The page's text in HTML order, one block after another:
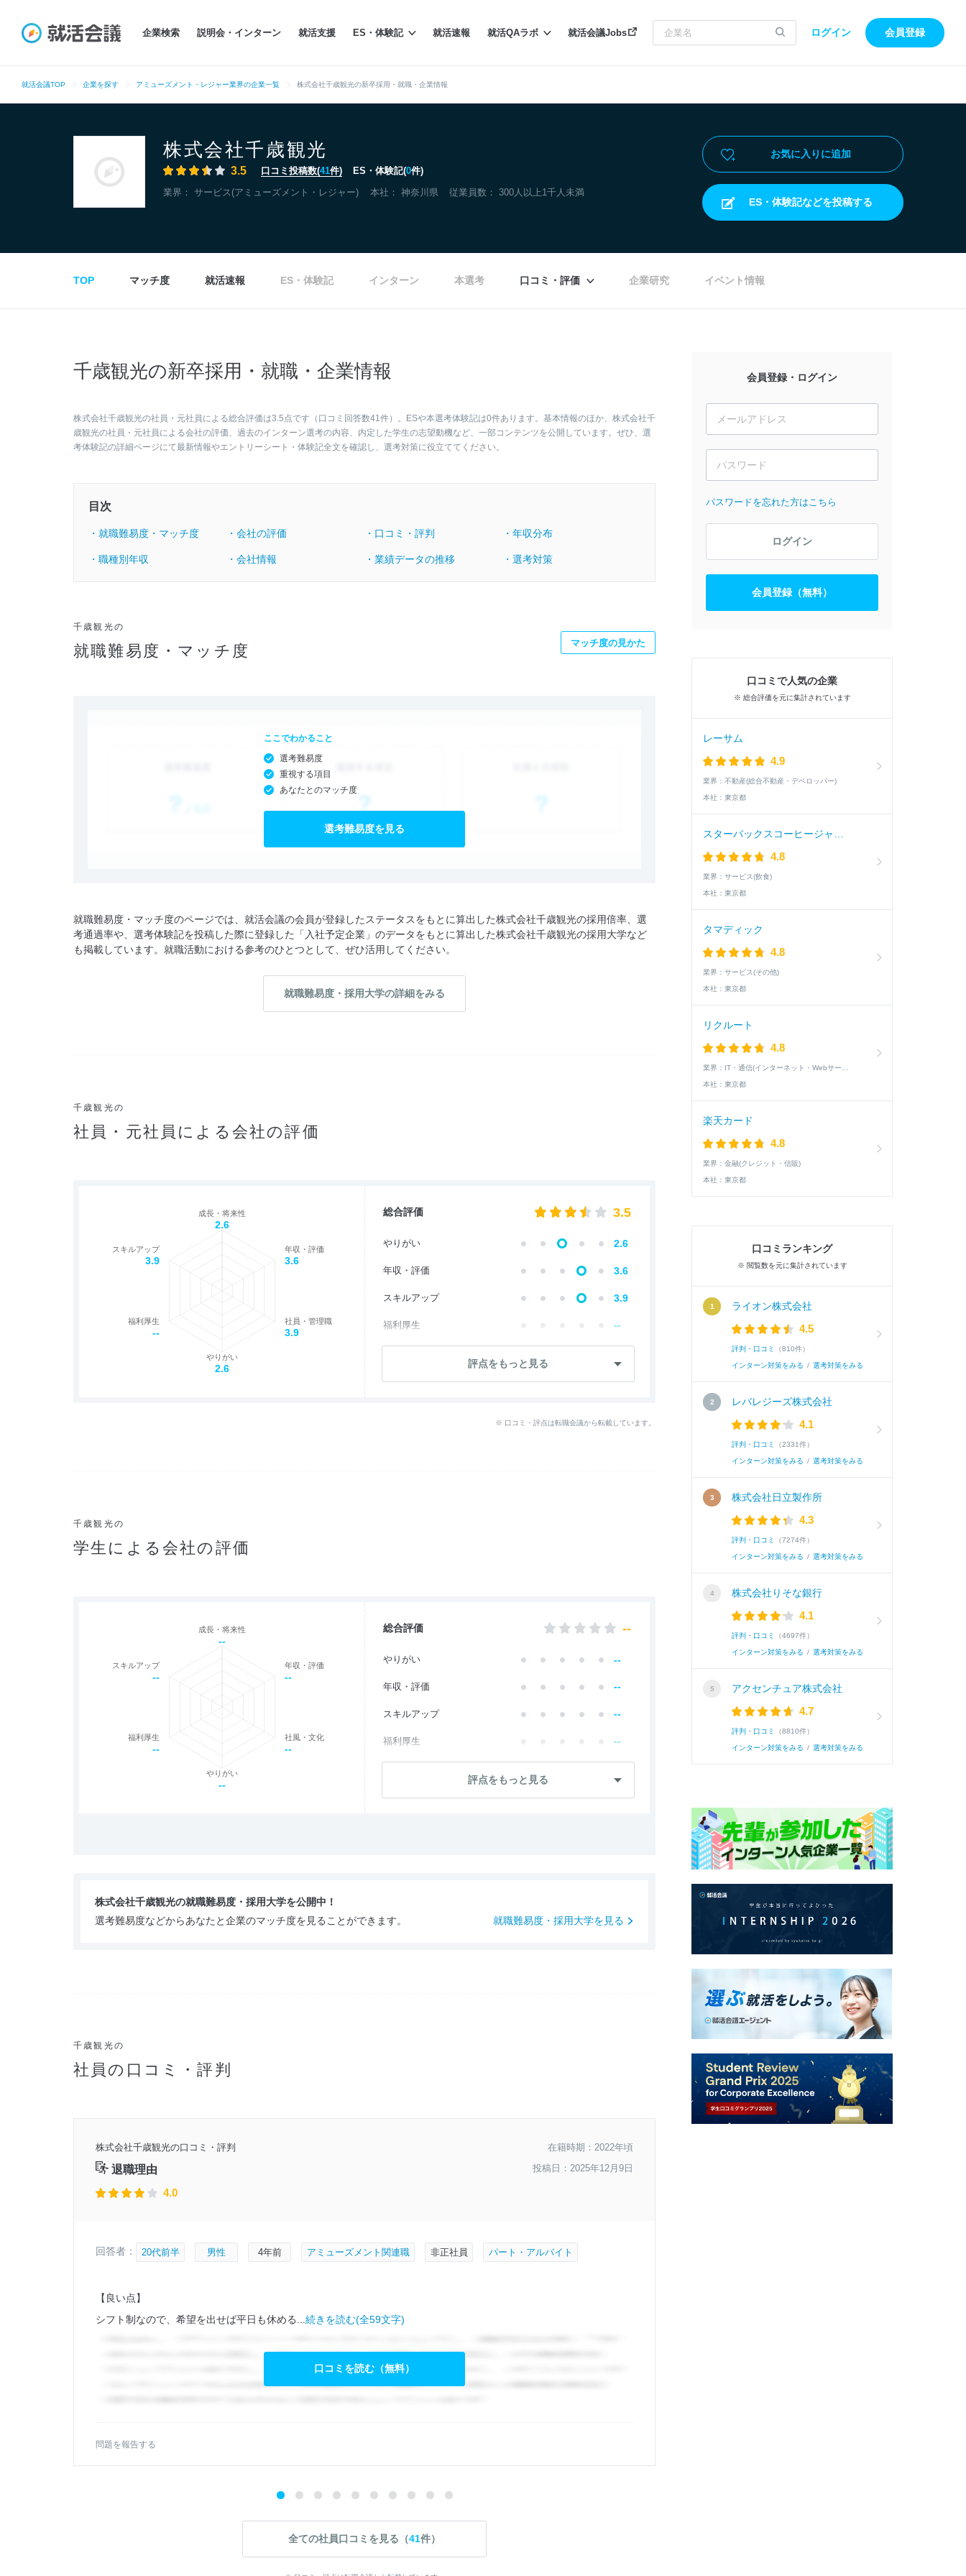
企業検索 説明会・インターン 就活支援 ES・体験記 就活速報 就活QAラボ 就活会議Jobs ログイン 会員登録
就活会議TOP 企業を探す アミューズメント・レジャー業界の企業一覧 株式会社千歳観光の新卒採用・就職・企業情報
株式会社千歳観光
3.5 口コミ投稿数(41件) ES・体験記(0件)
業界： サービス(アミューズメント・レジャー) 本社： 神奈川県 従業員数： 300人以上1千人未満
お気に入りに追加
ES・体験記などを投稿する
TOP マッチ度 就活速報 ES・体験記 インターン 本選考 口コミ・評価 企業研究 イベント情報
千歳観光の新卒採用・就職・企業情報
株式会社千歳観光の社員・元社員による総合評価は3.5点です（口コミ回答数41件）。ESや本選考体験記は0件あります。基本情報のほか、株式会社千
歳観光の社員・元社員による会社の評価、過去のインターン選考の内容、内定した学生の志望動機など、一部コンテンツを公開しています。ぜひ、選
考体験記の詳細ページにて最新情報やエントリーシート・体験記全文を確認し、選考対策に役立ててください。
目次
・就職難易度・マッチ度 ・会社の評価 ・口コミ・評判 ・年収分布
・職種別年収 ・会社情報 ・業績データの推移 ・選考対策
千歳観光の
就職難易度・マッチ度 マッチ度の見かた
ここでわかること
選考難易度
重視する項目
あなたとのマッチ度
選考難易度を見る
就職難易度・マッチ度のページでは、就活会議の会員が登録したステータスをもとに算出した株式会社千歳観光の採用倍率、選
考通過率や、選考体験記を投稿した際に登録した「入社予定企業」のデータをもとに算出した株式会社千歳観光の採用大学など
も掲載しています。就職活動における参考のひとつとして、ぜひ活用してください。
就職難易度・採用大学の詳細をみる
千歳観光の
社員・元社員による会社の評価
評点をもっと見る
成長・将来性
2.6
年収・評価
3.6
社員・管理職
3.9
やりがい
2.6
福利厚生
--
スキルアップ
3.9
総合評価 3.5
やりがい 2.6
年収・評価 3.6
スキルアップ 3.9
福利厚生 --
社員・管理職 3.9
※ 口コミ・評点は転職会議から転載しています。
千歳観光の
学生による会社の評価
評点をもっと見る
成長・将来性
--
年収・評価
--
社風・文化
--
やりがい
--
福利厚生
--
スキルアップ
--
総合評価 --
やりがい --
年収・評価 --
スキルアップ --
福利厚生 --
社員・管理職 --
株式会社千歳観光の就職難易度・採用大学を公開中！
選考難易度などからあなたと企業のマッチ度を見ることができます。
就職難易度・採用大学を見る
千歳観光の
社員の口コミ・評判
株式会社千歳観光の口コミ・評判
退職理由
4.0
在籍時期：2022年頃
投稿日：2025年12月9日
回答者： 20代前半 男性 4年前 アミューズメント関連職 非正社員 パート・アルバイト
【良い点】
シフト制なので、希望を出せば平日も休める... 続きを読む(全59文字)
口コミを読む（無料）
問題を報告する
全ての社員口コミを見る（41件）
会員登録・ログイン
パスワードを忘れた方はこちら
ログイン
会員登録（無料）
口コミで人気の企業
※ 総合評価を元に集計されています
レーサム
4.9
業界： 不動産(総合不動産・デベロッパー)
本社： 東京都
4.8
業界： サービス(飲食)
本社： 東京都
タマディック
4.8
業界： サービス(その他)
本社： 東京都
リクルート
4.8
業界：
本社： 東京都
楽天カード
4.8
業界： 金融(クレジット・信販)
本社： 東京都
口コミランキング
※ 閲覧数を元に集計されています
ライオン株式会社
4.5
評判・口コミ （810件）
インターン対策をみる / 選考対策をみる
レバレジーズ株式会社
4.1
評判・口コミ （2331件）
インターン対策をみる / 選考対策をみる
株式会社日立製作所
4.3
評判・口コミ （7274件）
インターン対策をみる / 選考対策をみる
株式会社りそな銀行
4.1
評判・口コミ （4697件）
インターン対策をみる / 選考対策をみる
アクセンチュア株式会社
4.7
評判・口コミ （8810件）
インターン対策をみる / 選考対策をみる